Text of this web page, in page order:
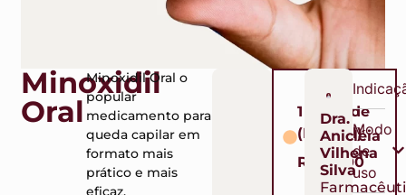
Minoxidil
Oral
Minoxidil Oral o
popular
medicamento para
queda capilar em
formato mais
prático e mais
eficaz.
1 unidade
(Mensal)
R$ 90,00
Dra.
Anicléia
Vilhena
Silva
Modo
de
uso